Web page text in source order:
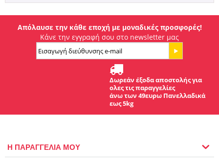
Απόλαυσε την κάθε εποχή με μοναδικές προσφορές!
Κάνε την εγγραφή σου στο newsletter μας
Δωρεάν έξοδα αποστολής για
ολες τις παραγγελίες
άνω των 49ευρω Πανελλαδικά
εως 5kg
Η ΠΑΡΑΓΓΕΛΙΑ ΜΟΥ